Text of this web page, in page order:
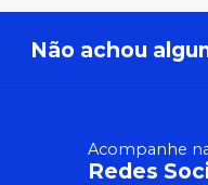
Não achou
Acompanhe
Redes